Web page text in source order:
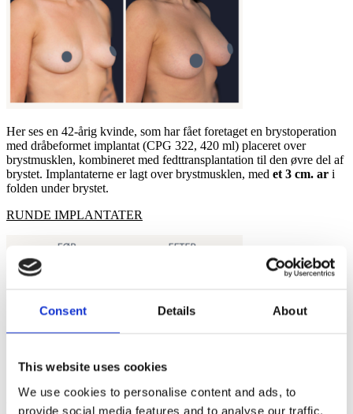
Consent Details About
This website uses cookies
We use cookies to personalise content and ads, to
provide social media features and to analyse our traffic.
Her ses en 42-årig kvinde, som har fået foretaget en brystoperation
med dråbeformet implantat (CPG 322, 420 ml) placeret over
brystmusklen, kombineret med fedttransplantation til den øvre del af
brystet. Implantaterne er lagt overbrystmusklen, med et 3 cm. ar i
folden under brystet.
RUNDE IMPLANTATER​
32-årig kvinde, brystoperation med glatte, runde implantater